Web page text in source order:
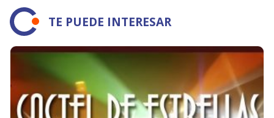
TE PUEDE INTERESAR